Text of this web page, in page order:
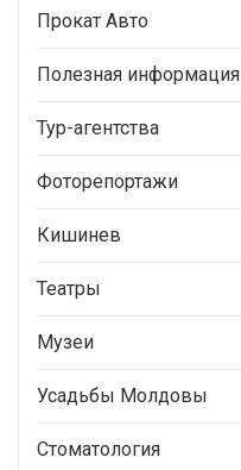
Прокат Авто
Полезная информация
Тур-агентства
Фоторепортажи
Кишинев
Театры
Музеи
Усадьбы Молдовы
Стоматология